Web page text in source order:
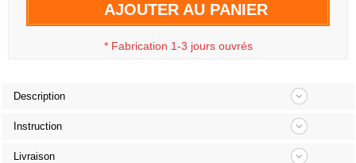
AJOUTER AU PANIER
* Fabrication 1-3 jours ouvrés
Description
Instruction
Livraison